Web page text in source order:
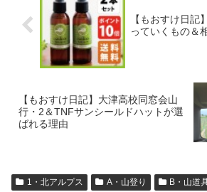
【もおすけ日記
っていくもの＆
【もおすけ日記】大津高校同窓会山
行・2＆TNFサンシールドハットが選
ばれる理由
1・北アルプス A・山登り B・山道